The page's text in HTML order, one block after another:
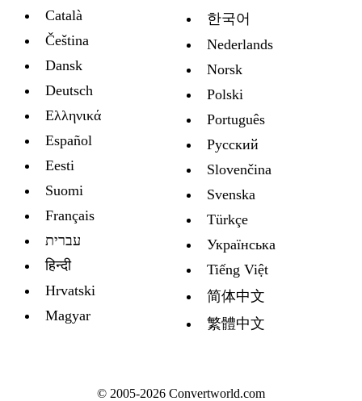
Català
Čeština
Dansk
Deutsch
Ελληνικά
Español
Eesti
Suomi
Français
עברית
हिन्दी
Hrvatski
Magyar
한국어
Nederlands
Norsk
Polski
Português
Русский
Slovenčina
Svenska
Türkçe
Украïнська
Tiếng Việt
简体中文
繁體中文
© 2005-2026 Convertworld.com